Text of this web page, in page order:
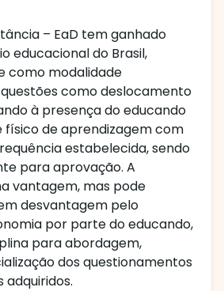
– EaD tem ganhado
educacional do Brasil,
como modalidade
como deslocamento
à presença do educando
de aprendizagem com
estabelecida, sendo
para aprovação. A
vantagem, mas pode
desvantagem pelo
por parte do educando,
para abordagem,
dos questionamentos